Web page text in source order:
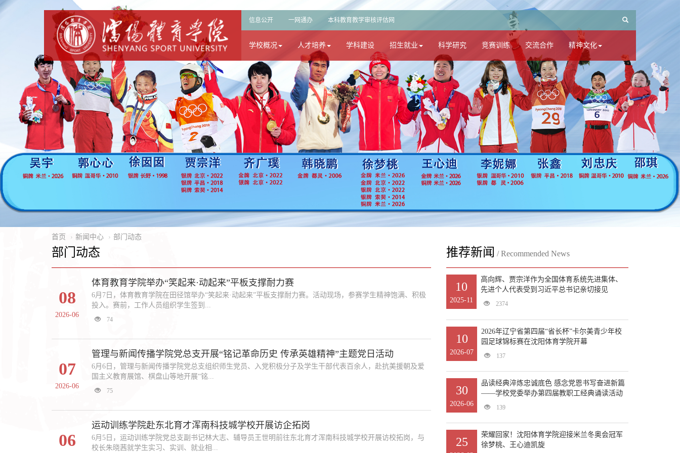
信息公开 一网通办 本科教育教学审核评估网
学校概况 人才培养 学科建设 招生就业 科学研究 竞赛训练 交流合作 精神文化
首页 新闻中心 部门动态
部门动态
08
2026-06
体育教育学院举办“笑起来·动起来”平板支撑耐力赛
6月7日，体育教育学院在田径馆举办“笑起来·动起来”平板支撑耐力赛。活动现场，参赛学生精神饱满、积极
投入。赛前，工作人员组织学生签到...
74
07
2026-06
管理与新闻传播学院党总支开展“铭记革命历史 传承英雄精神”主题党日活动
6月6日，管理与新闻传播学院党总支组织师生党员、入党积极分子及学生干部代表百余人，赴抗美援朝及爱
国主义教育展馆、棋盘山等地开展“铭...
75
06
运动训练学院赴东北育才浑南科技城学校开展访企拓岗
6月5日，运动训练学院党总支副书记林大志、辅导员王世明前往东北育才浑南科技城学校开展访校拓岗，与
校长朱晓茜就学生实习、实训、就业相...
推荐新闻 / Recommended News
10
2025-11
高向辉、贾宗洋作为全国体育系统先进集体、
先进个人代表受到习近平总书记亲切接见
2374
10
2026-07
2026年辽宁省第四届“省长杯”卡尔美青少年校
园足球锦标赛在沈阳体育学院开幕
137
30
2026-06
品读经典淬炼忠诚底色 感念党恩书写奋进新篇
——学校党委举办第四届教职工经典诵读活动
139
25
荣耀回家！沈阳体育学院迎接米兰冬奥会冠军
徐梦桃、王心迪凯旋